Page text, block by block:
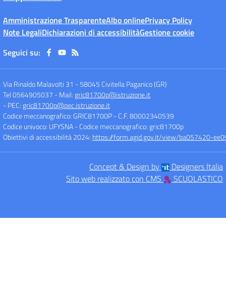
Amministrazione TrasparenteAlbo onlinePrivacy Policy
Note LegaliDichiarazioni di accessibilitàGestione cookie
Seguici su:
Via Rinaldo Malavolti 31 - 58045 Civitella Paganico (GR)
Tel 0564905037 - Mail:gric81700p@istruzione.it
- PEC:gric81700p@pec.istruzione.it
Codice meccanografico: GRIC81700P- C.F. 80002340539
Codice univoco: UFYSNA- Codice meccanografico: gric81700p
Obiettivi di accessibilità 2024: https://form.agid.gov.it/view/ba057420-
Concept & Design by
Designers Italia
Sito web realizzato con CMS
SCUOLASTICO